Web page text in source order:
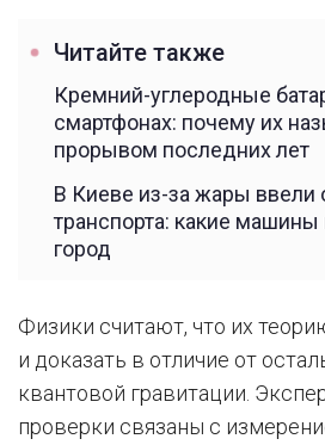
Читайте также
Кремний-углеродные
смартфонах: почему их
прорывом последних лет
В Киеве из-за жары ввели
транспорта: какие машины
город
Физики считают, что их
и доказать в отличие от
квантовой гравитации.
проверки связаны с